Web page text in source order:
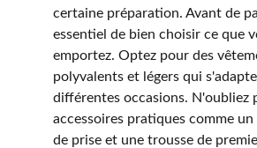
certaine préparation. Avant de
essentiel de bien choisir ce que
emportez. Optez pour des
polyvalents et légers qui
différentes occasions. N'oubliez
accessoires pratiques comme
de prise et une trousse de